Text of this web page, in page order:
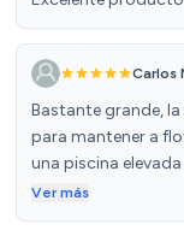
Carlos
Bastante grande,
para mantener a
una piscina
sorprendentemente
Ver más